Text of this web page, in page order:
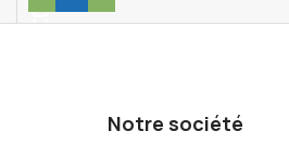
Notre société